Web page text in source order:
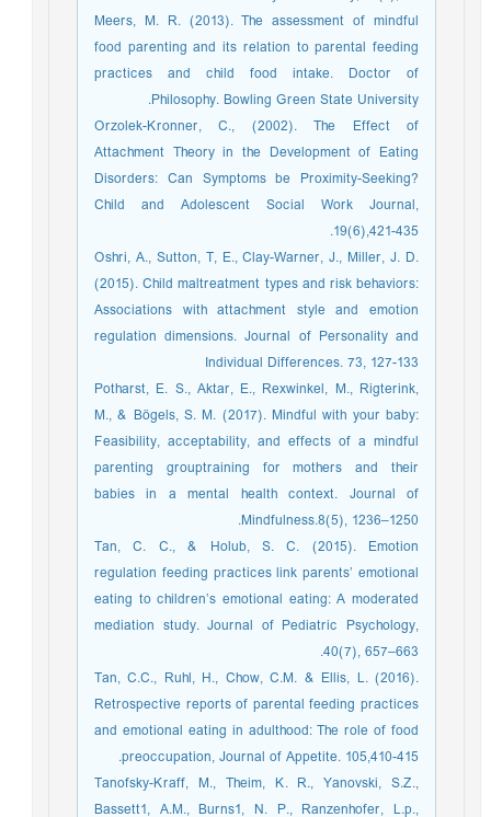
Meers, M. R. (2013). The assessment of mindful
food parenting and its relation to parental feeding
practices and child food intake. Doctor of
Philosophy. Bowling Green State University.
Orzolek-Kronner, C., (2002). The Effect of
Attachment Theory in the Development of Eating
Disorders: Can Symptoms be Proximity-Seeking?
Child and Adolescent Social Work Journal,
19(6),421-435.
Oshri, A., Sutton, T, E., Clay-Warner, J., Miller, J. D.
(2015). Child maltreatment types and risk behaviors:
Associations with attachment style and emotion
regulation dimensions. Journal of Personality and
Individual Differences. 73, 127-133
Potharst, E. S., Aktar, E., Rexwinkel, M., Rigterink,
M., & Bögels, S. M. (2017). Mindful with your baby:
Feasibility, acceptability, and effects of a mindful
parenting grouptraining for mothers and their
babies in a mental health context. Journal of
Mindfulness.8(5), 1236–1250.
Tan, C. C., & Holub, S. C. (2015). Emotion
regulation feeding practices link parents’ emotional
eating to children’s emotional eating: A moderated
mediation study. Journal of Pediatric Psychology,
40(7), 657–663.
Tan, C.C., Ruhl, H., Chow, C.M. & Ellis, L. (2016).
Retrospective reports of parental feeding practices
and emotional eating in adulthood: The role of food
preoccupation, Journal of Appetite. 105,410-415.
Tanofsky-Kraff, M., Theim, K. R., Yanovski, S.Z.,
Bassett1, A.M., Burns1, N. P., Ranzenhofer, L.p.,